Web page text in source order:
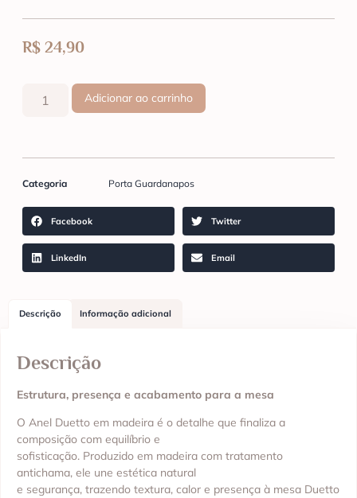
R$ 24,90
Adicionar ao carrinho
Categoria Porta Guardanapos
Facebook Twitter
LinkedIn Email
Descrição Informação adicional
Descrição
Estrutura, presença e acabamento para a mesa
O Anel Duetto em madeira é o detalhe que finaliza a
composição com equilíbrio e
sofisticação. Produzido em madeira com tratamento
antichama, ele une estética natural
e segurança, trazendo textura, calor e presença à mesa Duetto